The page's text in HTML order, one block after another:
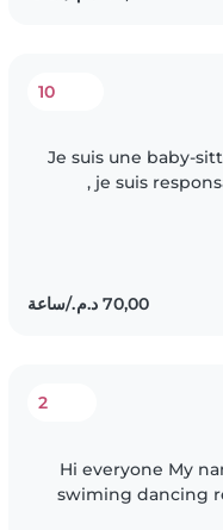
10
Je suis une baby-
, je suis
2
Hi everyone My
swiming dancing